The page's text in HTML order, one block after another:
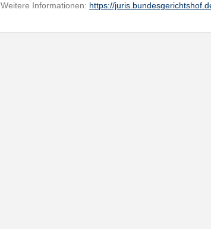
Weitere Informationen: https://